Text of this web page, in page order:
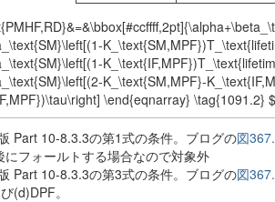
K_\text{SM,MPF}-
\end{eqnarray} \tag{1091.2}
Part 10-8.3.3の第1式の条件。ブログの図
フォールトする場合なので対象外
Part 10-8.3.3の第3式の条件。ブログの図
(d)DPF。